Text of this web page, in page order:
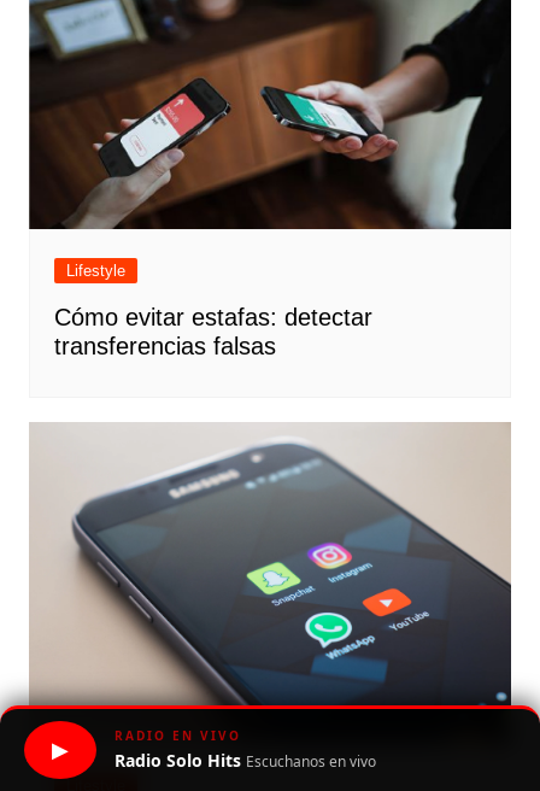
Lifestyle
Cómo evitar estafas: detectar
transferencias falsas
▶
RADIO EN VIVO
Radio Solo Hits Escuchanos en vivo